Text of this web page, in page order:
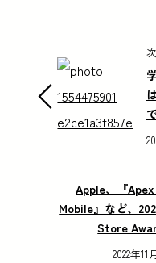
Apple、『
Mobile』など、
Store
2022年11